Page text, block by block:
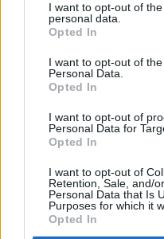
I want to opt-out of
personal data.
Opted In
I want to opt-out of
Personal Data.
Opted In
I want to opt-out of
Personal Data for
Opted In
I want to opt-out of
Retention, Sale, and/
Personal Data that Is
Purposes for which it
Opted In